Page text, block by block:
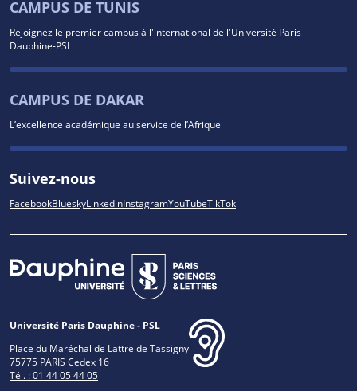
CAMPUS DE TUNIS
Rejoignez le premier campus à l'international de l'Université Paris
Dauphine-PSL
CAMPUS DE DAKAR
L’excellence académique au service de l’Afrique
Suivez-nous
FacebookBlueskyLinkedinInstagramYouTubeTikTok
Université Paris Dauphine - PSL
Place du Maréchal de Lattre de Tassigny
75775 PARIS Cedex 16
Tél. : 01 44 05 44 05